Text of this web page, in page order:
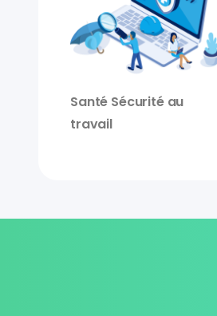
Santé Sécurité au
travail